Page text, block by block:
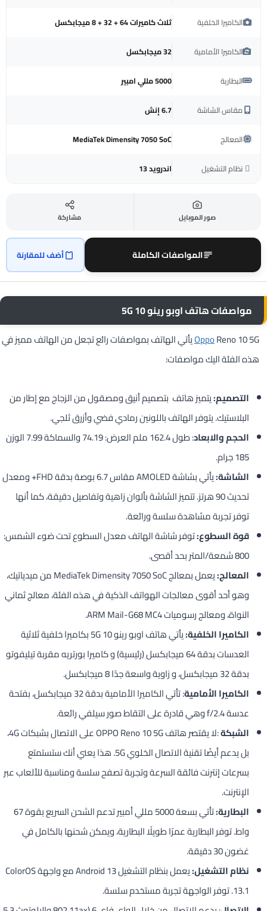
الكاميرا الخلفية ثلاث كاميرات 64 + 32 + 8 ميجابكسل
الكاميرا الأمامية 32 ميجابكسل
البطارية 5000 مللي امبير
مقاس الشاشة 6.7 إنش
المعالج MediaTek Dimensity 7050 SoC
نظام التشغيل اندرويد 13
صور الموبايل مشاركة
المواصفات الكاملة أضف للمقارنة
مواصفات هاتف اوبو رينو 10 5G
OppoReno 10 5G يأتي الهاتف بمواصفات رائع تجعل من الهاتف مميز في
هذه الفئة اليك مواصفات:
التصميم:يتميز هاتف بتصميم أنيق ومصقول من الزجاج مع إطار من
البلاستيك. يتوفر الهاتف باللونين رمادي فضي وأزرق ثلجي.
الحجم والابعاد
: طول 162.4 ملم العرض: 74.19 والسماكة 7.99 الوزن
185 جرام.
الشاشة:
يأتي بشاشة AMOLED مقاس 6.7 بوصة بدقة FHD+ ومعدل
تحديث 90 هرتز. تتميز الشاشة بألوان زاهية وتفاصيل دقيقة، كما أنها
توفر تجربة مشاهدة سلسة ورائعة.
قوة السطوع:توفر شاشة الهاتف معدل السطوع تحت ضوء الشمس:
800 شمعة/المتر بحد أقصى.
المعالج:
يعمل بمعالج MediaTek Dimensity 7050 SoC من ميدياتيك،
وهو أحد أقوى معالجات الهواتف الذكية في هذه الفئة، معالج ثماني
النواة، ومعالج رسوميات ARM Mail-G68 MC4.
الكاميرا الخلفية:
يأتي هاتف اوبو رينو 10 5G بكاميرا خلفية ثلاثية
العدسات بدقة 64 ميجابكسل (رئيسية) و كاميرا بورتريه مقربة تيليفوتو
بدقة 32 ميجابكسل، و زاوية واسعة جدًا 8 ميجابكسل.
الكاميرا الأمامية
: تأتي الكاميرا الأمامية بدقة 32 ميجابكسل، بفتحة
عدسة f/2.4 وهي قادرة على التقاط صور سيلفي رائعة.
الشبكة
:لا يقتصر هاتف OPPO Reno 10 5G على الاتصال بشبكات 4G،
بل يدعم أيضًا تقنية الاتصال الخلوي 5G. هذا يعني أنك ستستمتع
بسرعات إنترنت فائقة السرعة وتجربة تصفح سلسة ومناسبة للألعاب عبر
الإنترنت.
البطارية:
تأتي بسعة 5000 مللي أمبير تدعم الشحن السريع بقوة 67
واط. توفر البطارية عمرًا طويلًا البطارية، ويمكن شحنها بالكامل في
غضون 30 دقيقة.
نظام التشغيل:
يعمل بنظام التشغيل Android 13 مع واجهة ColorOS
13.1. توفر الواجهة تجربة مستخدم سلسة.